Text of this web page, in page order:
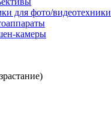
для фото/видеотехники
камеры